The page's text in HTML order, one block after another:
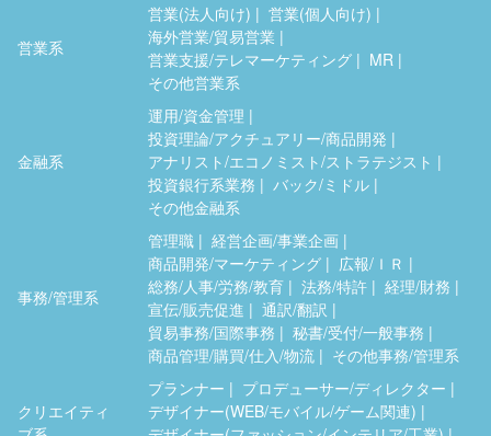
営業系
営業(法人向け)
営業(個人向け)
海外営業/貿易営業
営業支援/テレマーケティング
MR
その他営業系
金融系
運用/資金管理
投資理論/アクチュアリー/商品開発
アナリスト/エコノミスト/ストラテジスト
投資銀行系業務
バック/ミドル
その他金融系
事務/管理系
管理職
経営企画/事業企画
商品開発/マーケティング
広報/ＩＲ
総務/人事/労務/教育
法務/特許
経理/財務
宣伝/販売促進
通訳/翻訳
貿易事務/国際事務
秘書/受付/一般事務
商品管理/購買/仕入/物流
その他事務/管理系
クリエイティ
プランナー
プロデューサー/ディレクター
デザイナー(WEB/モバイル/ゲーム関連)